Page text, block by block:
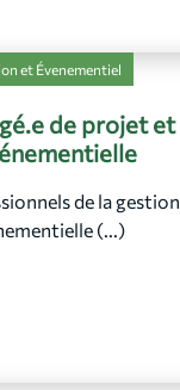
et Évenementiel
de projet et
de la
(...)